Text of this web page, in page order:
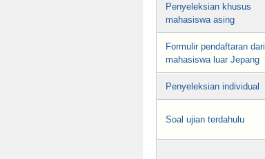
Penyeleksian khusus
mahasiswa asing
Formulir pendaftaran dari
mahasiswa luar Jepang
Penyeleksian individual
Soal ujian terdahulu